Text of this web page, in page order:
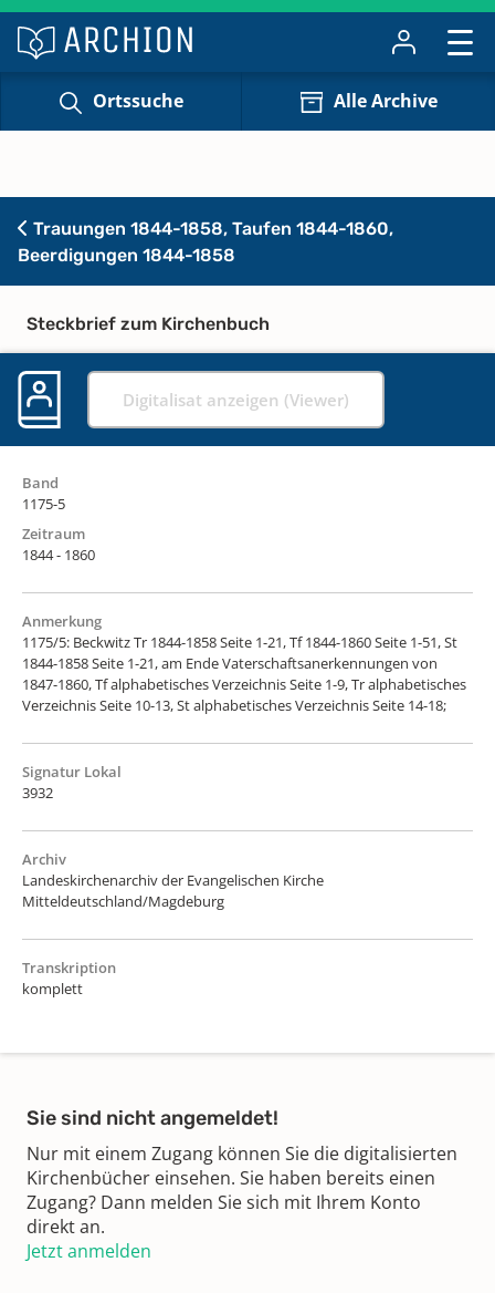
Ortssuche Alle Archive
Trauungen 1844-1858, Taufen 1844-1860,
Beerdigungen 1844-1858
Steckbrief zum Kirchenbuch
Digitalisat anzeigen (Viewer)
Band
1175-5
Zeitraum
1844 - 1860
Anmerkung
1175/5: Beckwitz Tr 1844-1858 Seite 1-21, Tf 1844-1860 Seite 1-51, St
1844-1858 Seite 1-21, am Ende Vaterschaftsanerkennungen von
1847-1860, Tf alphabetisches Verzeichnis Seite 1-9, Tr alphabetisches
Verzeichnis Seite 10-13, St alphabetisches Verzeichnis Seite 14-18;
Signatur Lokal
3932
Archiv
Landeskirchenarchiv der Evangelischen Kirche
Mitteldeutschland/Magdeburg
Transkription
komplett
Sie sind nicht angemeldet!
Nur mit einem Zugang können Sie die digitalisierten
Kirchenbücher einsehen. Sie haben bereits einen
Zugang? Dann melden Sie sich mit Ihrem Konto
direkt an.
Jetzt anmelden